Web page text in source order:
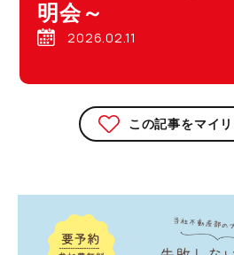
明会～
2026.02.11
この記事をマイ